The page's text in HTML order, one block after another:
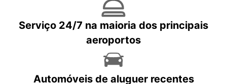
Serviço 24/7 na maioria dos principais
aeroportos
Automóveis de aluguer recentes